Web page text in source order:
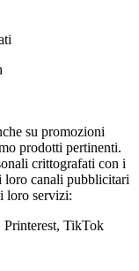
su promozioni
prodotti pertinenti.
crittografati con i
loro canali pubblicitari
loro servizi:
TikTok